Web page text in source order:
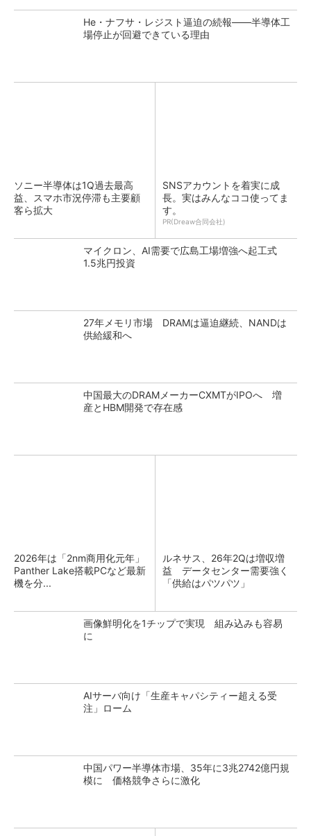
He・ナフサ・レジスト逼迫の続報――半導体工
場停止が回避できている理由
ソニー半導体は1Q過去最高
益、スマホ市況停滞も主要顧
客ら拡大
SNSアカウントを着実に成
長。実はみんなココ使ってま
す。
PR(Dreaw合同会社)
マイクロン、AI需要で広島工場増強へ起工式
1.5兆円投資
27年メモリ市場 DRAMは逼迫継続、NANDは
供給緩和へ
中国最大のDRAMメーカーCXMTがIPOへ 増
産とHBM開発で存在感
2026年は「2nm商用化元年」
Panther Lake搭載PCなど最新
機を分...
ルネサス、26年2Qは増収増
益 データセンター需要強く
「供給はパツパツ」
画像鮮明化を1チップで実現 組み込みも容易
に
AIサーバ向け「生産キャパシティー超える受
注」ローム
中国パワー半導体市場、35年に3兆2742億円規
模に 価格競争さらに激化